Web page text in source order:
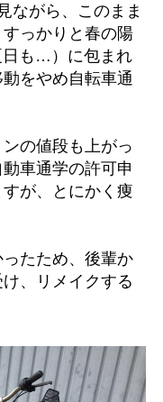
ながら、このまま
っかりと春の陽
も…）に包まれ
をやめ自転車通
の値段も上がっ
車通学の許可申
が、とにかく痩
たため、後輩か
、リメイクする